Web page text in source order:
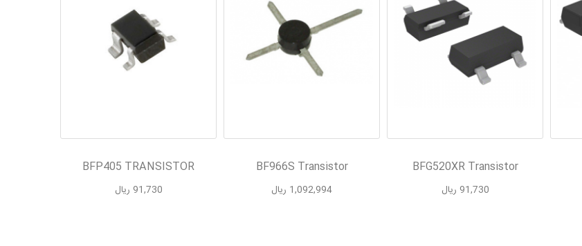
BFG520XR Transistor
91,730 ریال
BF966S Transistor
1,092,994 ریال
BFP405 TRANSISTOR
91,730 ریال